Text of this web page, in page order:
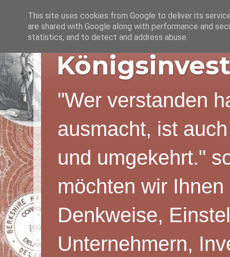
"Wer verstanden
ausmacht, ist
und umgekehrt."
möchten wir
Denkweise,
Unternehmern,
This site uses cookies from Google to deliver its
are shared with Google along with performance and
statistics, and to detect and address abuse.